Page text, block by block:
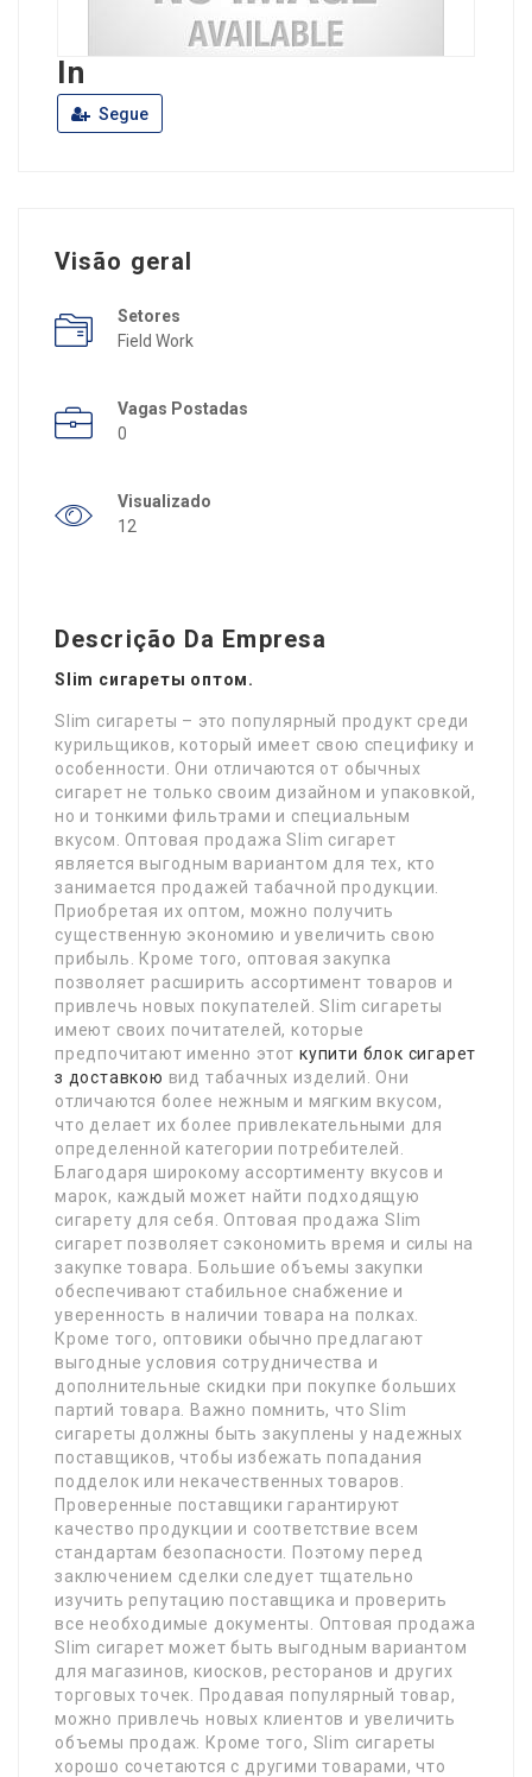
In
Segue
Visão geral
Setores
Field Work
Vagas Postadas
0
Visualizado
12
Descrição Da Empresa
Slim сигареты оптом.
Slim сигареты – это популярный продукт среди
курильщиков, который имеет свою специфику и
особенности. Они отличаются от обычных
сигарет не только своим дизайном и упаковкой,
но и тонкими фильтрами и специальным
вкусом. Оптовая продажа Slim сигарет
является выгодным вариантом для тех, кто
занимается продажей табачной продукции.
Приобретая их оптом, можно получить
существенную экономию и увеличить свою
прибыль. Кроме того, оптовая закупка
позволяет расширить ассортимент товаров и
привлечь новых покупателей. Slim сигареты
имеют своих почитателей, которые
предпочитают именно этоткупити блок сигарет
з доставкою вид табачных изделий. Они
отличаются более нежным и мягким вкусом,
что делает их более привлекательными для
определенной категории потребителей.
Благодаря широкому ассортименту вкусов и
марок, каждый может найти подходящую
сигарету для себя. Оптовая продажа Slim
сигарет позволяет сэкономить время и силы на
закупке товара. Большие объемы закупки
обеспечивают стабильное снабжение и
уверенность в наличии товара на полках.
Кроме того, оптовики обычно предлагают
выгодные условия сотрудничества и
дополнительные скидки при покупке больших
партий товара. Важно помнить, что Slim
сигареты должны быть закуплены у надежных
поставщиков, чтобы избежать попадания
подделок или некачественных товаров.
Проверенные поставщики гарантируют
качество продукции и соответствие всем
стандартам безопасности. Поэтому перед
заключением сделки следует тщательно
изучить репутацию поставщика и проверить
все необходимые документы. Оптовая продажа
Slim сигарет может быть выгодным вариантом
для магазинов, киосков, ресторанов и других
торговых точек. Продавая популярный товар,
можно привлечь новых клиентов и увеличить
объемы продаж. Кроме того, Slim сигареты
хорошо сочетаются с другими товарами, что